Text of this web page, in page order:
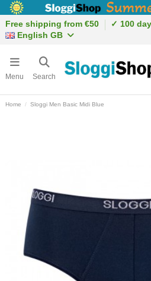
Free shipping from €50
✓ 100
English GB
Menu Search
Home Sloggi Men Basic Midi Blue